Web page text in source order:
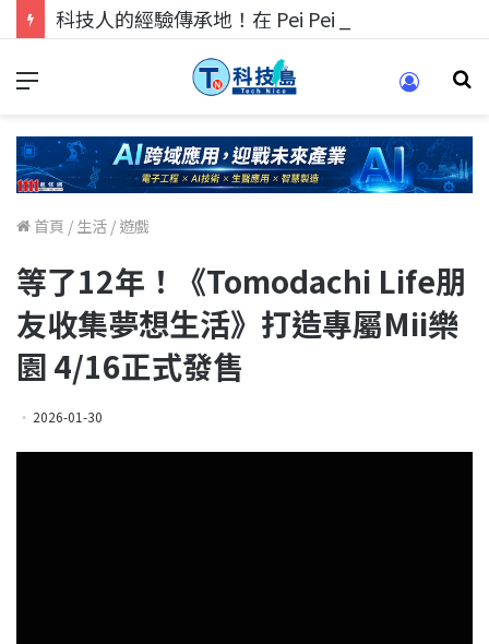
首頁 / 生活 / 遊戲
等了12年！《Tomodachi Life朋
友收集夢想生活》打造專屬Mii樂
園 4/16正式發售
2026-01-30